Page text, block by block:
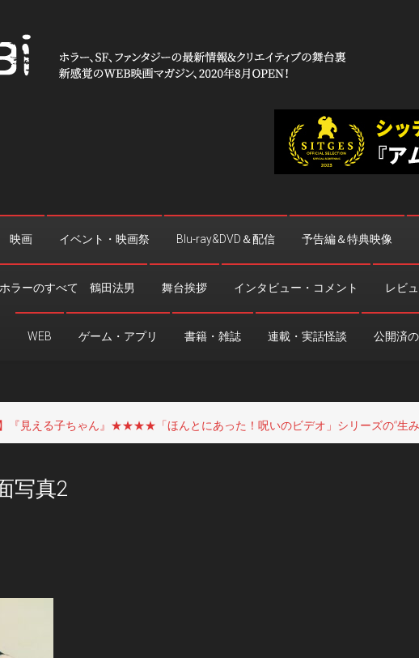
映画 イベント・映画祭 Blu-ray&DVD＆配信 予告編＆特典映像
ラーのすべて 鶴田法男 舞台挨拶 インタビュー・コメント レビ
WEB ゲーム・アプリ 書籍・雑誌 連載・実話怪談 公開済
『見える子ちゃん』★★★★「ほんとにあった！呪いのビデオ」シリーズの“生み
写真2